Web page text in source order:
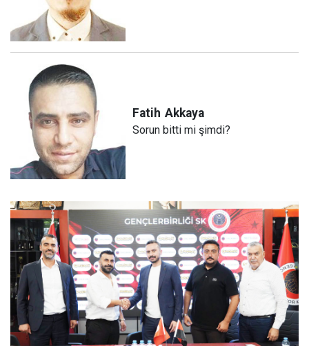
Fatih Akkaya
Sorun bitti mi şimdi?